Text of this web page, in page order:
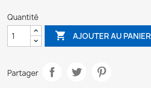
Quantité
 AJOUTER AU PANIER
Partager